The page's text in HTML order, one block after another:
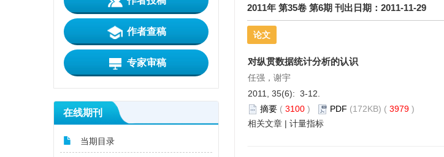
作者查稿
专家审稿
在线期刊
当期目录
2011年 第35卷 第6期 刊出日期：2011-11-29
论文
对纵贯数据统计分析的认识
任强，谢宇
2011, 35(6): 3-12.
摘要 ( 3100 ) PDF (172KB) ( 3979 )
相关文章 | 计量指标